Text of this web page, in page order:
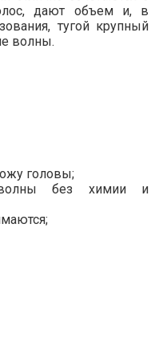
дают объем и, в
тугой крупный
волны.
головы;
волны без химии и